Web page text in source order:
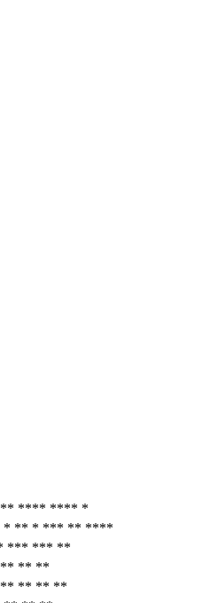
**** **** *
** * *** ** ****
*** *** **
** **
** ** **